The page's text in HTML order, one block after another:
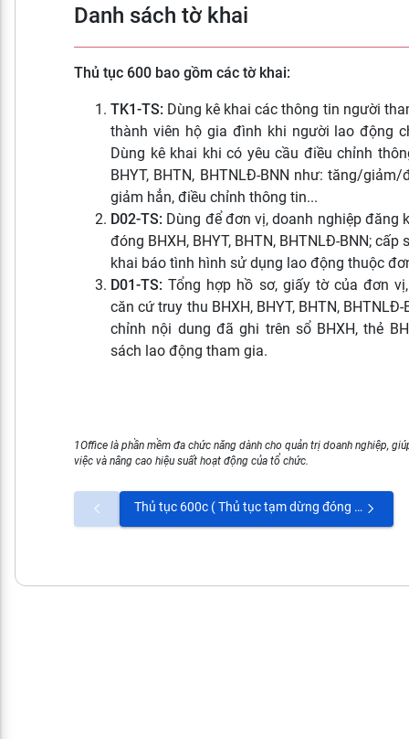
Danh sách tờ khai
Thủ tục 600 bao gồm các tờ khai:
TK1-TS: Dùng kê khai các thông tin người
thành viên hộ gia đình khi người lao động
Dùng kê khai khi có yêu cầu điều chỉnh
BHYT, BHTN, BHTNLĐ-BNN như: tăng/
giảm hẳn, điều chỉnh thông tin...
D02-TS: Dùng để đơn vị, doanh nghiệp đăng
đóng BHXH, BHYT, BHTN, BHTNLĐ-BNN; cấp
khai báo tình hình sử dụng lao động thuộc
D01-TS:Tổng hợp hồ sơ, giấy tờ của đơn
căn cứ truy thu BHXH, BHYT, BHTN,
chỉnh nội dung đã ghi trên sổ BHXH, thẻ
sách lao động tham gia.
1Office là phần mềm đa chức năng dành cho quản trị doanh nghiệp,
việc và nâng cao hiệu suất hoạt động của tổ chức.
Thủ tục 600c ( Thủ tục tạm dừng đóng vào quỹ hưu trí và tử tuất theo quy định tại Điều 88 Luật BHXH năm 2014)